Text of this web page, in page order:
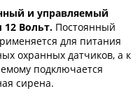
и управляемый
Вольт. Постоянный
для питания
охранных датчиков, а к
подключается
сирена.